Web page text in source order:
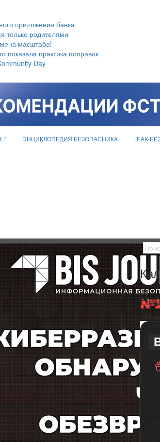
приложения банка
только родителями
масштаба!
показала практика поправок
Day
ЭНЦИКЛОПЕДИЯ БЕЗОПАСНИКА LEAK-
-